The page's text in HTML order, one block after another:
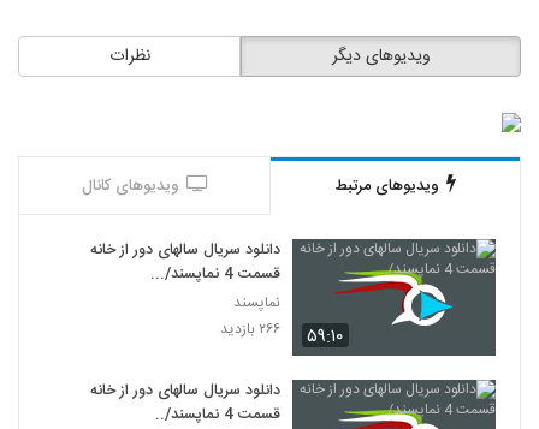
نظرات ویدیوهای دیگر
ویدیوهای مرتبط ویدیوهای کانال
۵۹:۱۰
دانلود سریال سالهای دور از خانه
قسمت 4 نماپسند/...
نماپسند
۲۶۶ بازدید
دانلود سریال سالهای دور از خانه
قسمت 4 نماپسند/..